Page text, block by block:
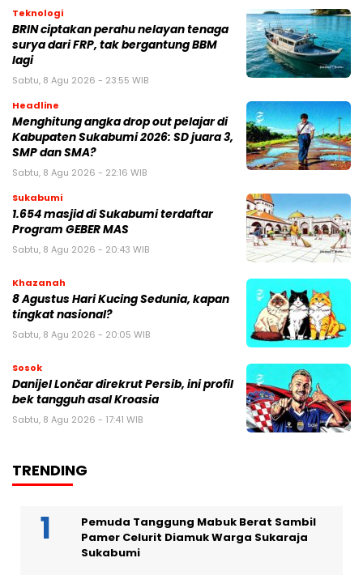
Teknologi
BRIN ciptakan perahu nelayan tenaga
surya dari FRP, tak bergantung BBM
lagi
Sabtu, 8 Agu 2026 - 23:55 WIB
Headline
Menghitung angka drop out pelajar di
Kabupaten Sukabumi 2026: SD juara 3,
SMP dan SMA?
Sabtu, 8 Agu 2026 - 22:16 WIB
Sukabumi
1.654 masjid di Sukabumi terdaftar
Program GEBER MAS
Sabtu, 8 Agu 2026 - 20:43 WIB
Khazanah
8 Agustus Hari Kucing Sedunia, kapan
tingkat nasional?
Sabtu, 8 Agu 2026 - 20:05 WIB
Sosok
Danijel Lončar direkrut Persib, ini profil
bek tangguh asal Kroasia
Sabtu, 8 Agu 2026 - 17:41 WIB
TRENDING
Pemuda Tanggung Mabuk Berat Sambil
Pamer Celurit Diamuk Warga Sukaraja
Sukabumi